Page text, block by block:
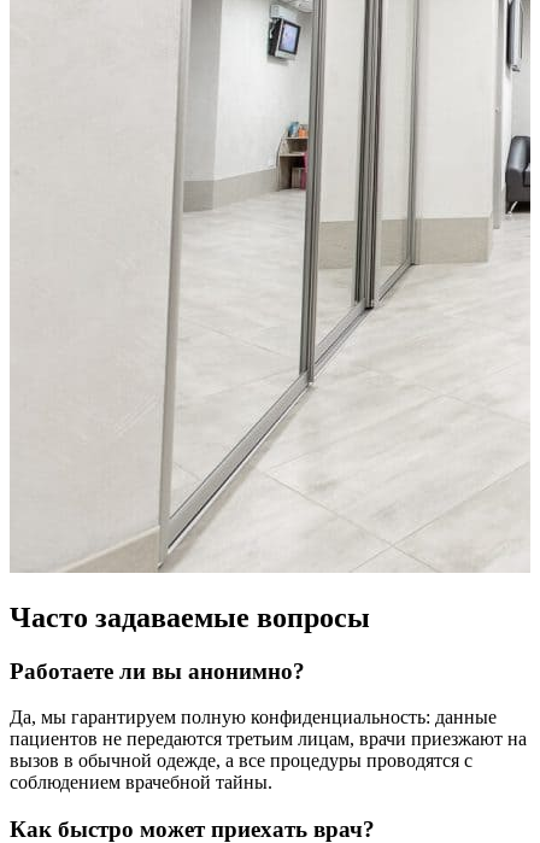
Часто задаваемые вопросы
Работаете ли вы анонимно?
Да, мы гарантируем полную конфиденциальность: данные
пациентов не передаются третьим лицам, врачи приезжают на
вызов в обычной одежде, а все процедуры проводятся с
соблюдением врачебной тайны.
Как быстро может приехать врач?